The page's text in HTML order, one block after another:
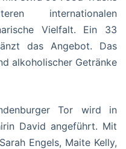
internationalen
Vielfalt. Ein 33
das Angebot. Das
alkoholischer Getränke
Tor wird in
David angeführt. Mit
Engels, Maite Kelly,